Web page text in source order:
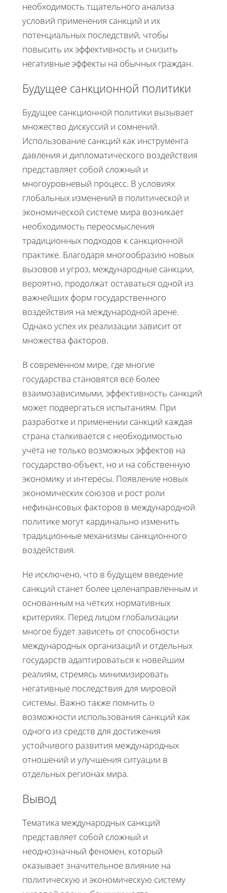
необходимость тщательного анализа
условий применения санкций и их
потенциальных последствий, чтобы
повысить их эффективность и снизить
негативные эффекты на обычных граждан.
Будущее санкционной политики
Будущее санкционной политики вызывает
множество дискуссий и сомнений.
Использование санкций как инструмента
давления и дипломатического воздействия
представляет собой сложный и
многоуровневый процесс. В условиях
глобальных изменений в политической и
экономической системе мира возникает
необходимость переосмысления
традиционных подходов к санкционной
практике. Благодаря многообразию новых
вызовов и угроз, международные санкции,
вероятно, продолжат оставаться одной из
важнейших форм государственного
воздействия на международной арене.
Однако успех их реализации зависит от
множества факторов.
В современном мире, где многие
государства становятся всё более
взаимозависимыми, эффективность санкций
может подвергаться испытаниям. При
разработке и применении санкций каждая
страна сталкивается с необходимостью
учёта не только возможных эффектов на
государство-объект, но и на собственную
экономику и интересы. Появление новых
экономических союзов и рост роли
нефинансовых факторов в международной
политике могут кардинально изменить
традиционные механизмы санкционного
воздействия.
Не исключено, что в будущем введение
санкций станет более целенаправленным и
основанным на чётких нормативных
критериях. Перед лицом глобализации
многое будет зависеть от способности
международных организаций и отдельных
государств адаптироваться к новейшим
реалиям, стремясь минимизировать
негативные последствия для мировой
системы. Важно также помнить о
возможности использования санкций как
одного из средств для достижения
устойчивого развития международных
отношений и улучшения ситуации в
отдельных регионах мира.
Вывод
Тематика международных санкций
представляет собой сложный и
неоднозначный феномен, который
оказывает значительное влияние на
политическую и экономическую систему